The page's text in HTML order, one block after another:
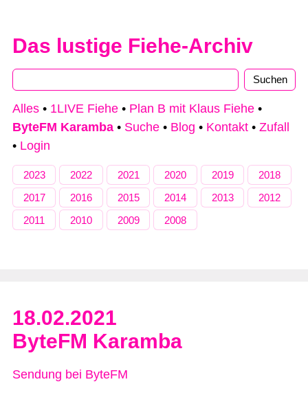
Das lustige Fiehe-Archiv
Alles • 1LIVE Fiehe • Plan B mit Klaus Fiehe •
ByteFM Karamba • Suche • Blog • Kontakt • Zufall
• Login
2023 2022 2021 2020 2019
2018
2017
2016 2015 2014 2013
2012
2011
2010 2009 2008
18.02.2021
ByteFM Karamba
Sendung bei ByteFM